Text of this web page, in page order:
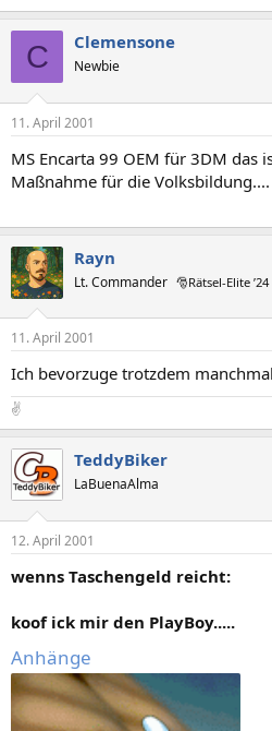
C Clemensone
Newbie
11. April 2001
MS Encarta 99 OEM für 3DM das
Maßnahme für die Volksbildung....
Rayn
Lt. Commander 🎅Rätsel-Elite ’24
11. April 2001
Ich bevorzuge trotzdem
✌️
TeddyBiker
LaBuenaAlma
12. April 2001
wenns Taschengeld reicht:
koof ick mir den PlayBoy.....
Anhänge